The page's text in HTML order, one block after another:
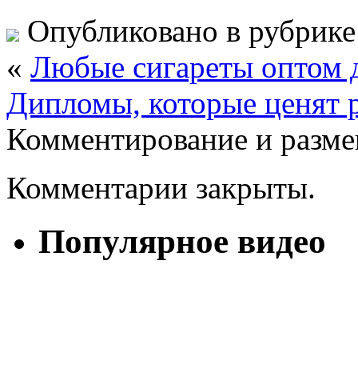
Опубликовано в
« Любые сигареты оптом
Дипломы, которые ценят
Комментирование и
Комментарии закрыты.
Популярное видео